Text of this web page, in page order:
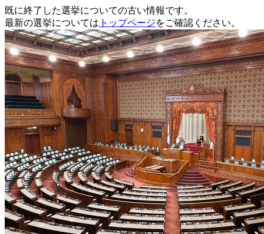
既に終了した選挙についての古い情報です。
最新の選挙については トップページをご確認ください。